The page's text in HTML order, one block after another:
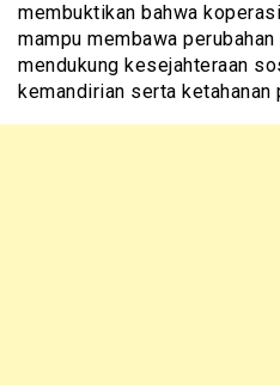
membuktikan bahwa
mampu membawa
mendukung kesejahteraan
kemandirian serta